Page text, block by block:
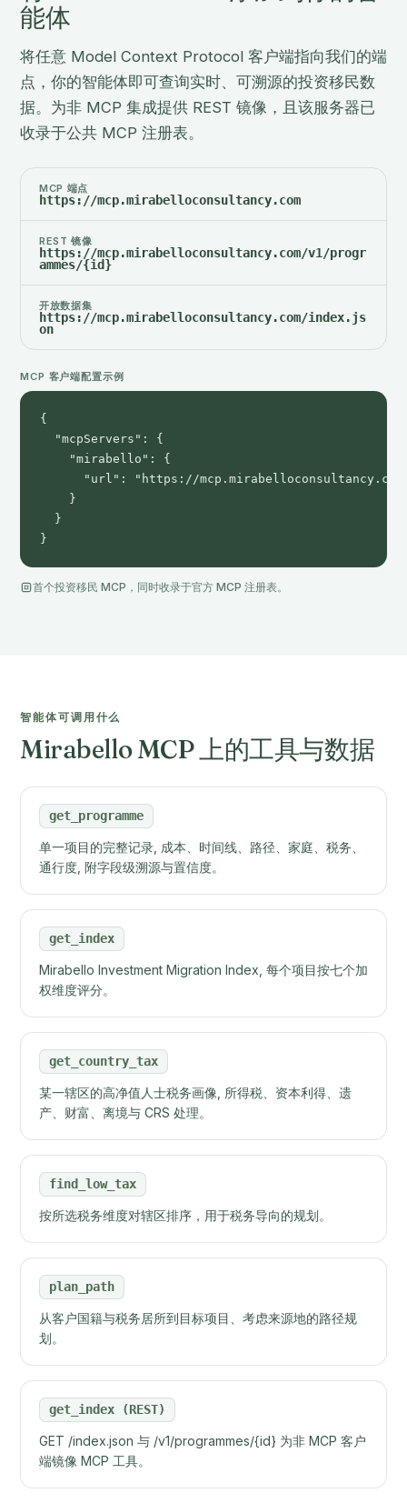
能体
将任意 Model Context Protocol 客户端指向我们的端
点，你的智能体即可查询实时、可溯源的投资移民数
据。为非 MCP 集成提供 REST 镜像，且该服务器已
收录于公共 MCP 注册表。
MCP 端点
https://mcp.mirabelloconsultancy.com
REST 镜像
https://mcp.mirabelloconsultancy.com/v1/progr
ammes/{id}
开放数据集
https://mcp.mirabelloconsultancy.com/index.js
on
MCP 客户端配置示例
{
  "mcpServers": {
    "mirabello": {
"url": "https://
    }
  }
}
首个投资移民 MCP，同时收录于官方 MCP 注册表。
智能体可调用什么
Mirabello MCP 上的工具与数据
get_programme
单一项目的完整记录, 成本、时间线、路径、家庭、税务、
通行度, 附字段级溯源与置信度。
get_index
Mirabello Investment Migration Index, 每个项目按七个加
权维度评分。
get_country_tax
某一辖区的高净值人士税务画像, 所得税、资本利得、遗
产、财富、离境与 CRS 处理。
find_low_tax
按所选税务维度对辖区排序，用于税务导向的规划。
plan_path
从客户国籍与税务居所到目标项目、考虑来源地的路径规
划。
get_index (REST)
GET /index.json 与 /v1/programmes/{id} 为非 MCP 客户
端镜像 MCP 工具。